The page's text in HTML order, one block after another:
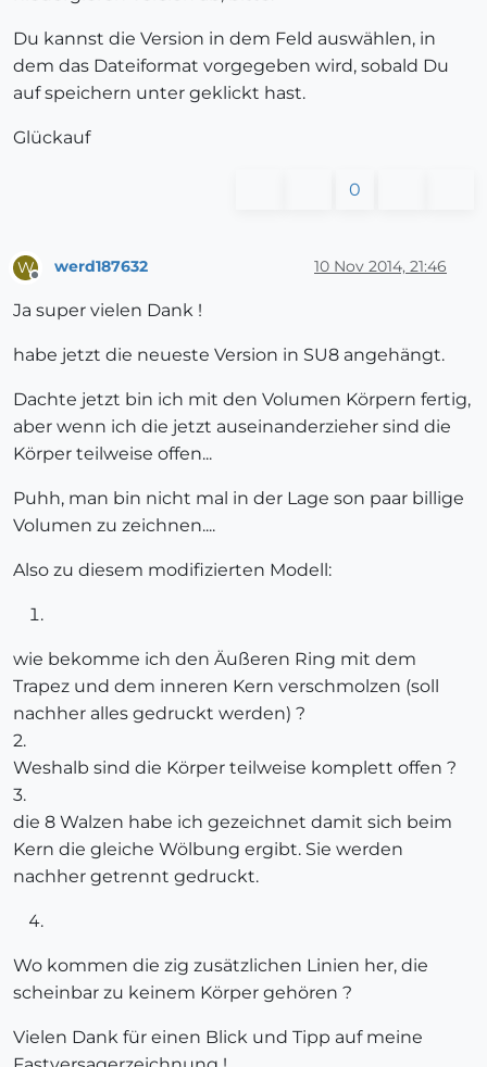
Du kannst die Version in dem Feld auswählen, in
dem das Dateiformat vorgegeben wird, sobald Du
auf speichern unter geklickt hast.
Glückauf
0
W werd187632 10 Nov 2014, 21:46
Ja super vielen Dank !
habe jetzt die neueste Version in SU8 angehängt.
Dachte jetzt bin ich mit den Volumen Körpern fertig,
aber wenn ich die jetzt auseinanderzieher sind die
Körper teilweise offen...
Puhh, man bin nicht mal in der Lage son paar billige
Volumen zu zeichnen....
Also zu diesem modifizierten Modell:
wie bekomme ich den Äußeren Ring mit dem
Trapez und dem inneren Kern verschmolzen (soll
nachher alles gedruckt werden) ?
2.
Weshalb sind die Körper teilweise komplett offen ?
3.
die 8 Walzen habe ich gezeichnet damit sich beim
Kern die gleiche Wölbung ergibt. Sie werden
nachher getrennt gedruckt.
Wo kommen die zig zusätzlichen Linien her, die
scheinbar zu keinem Körper gehören ?
Vielen Dank für einen Blick und Tipp auf meine